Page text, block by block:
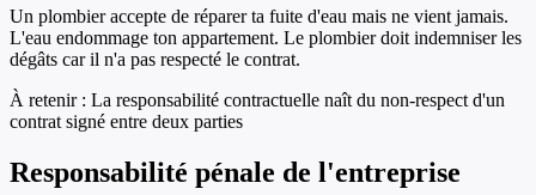
Un plombier accepte de réparer ta fuite d'eau mais ne vient jamais.
L'eau endommage ton appartement. Le plombier doit indemniser les
dégâts car il n'a pas respecté le contrat.
À retenir : La responsabilité contractuelle naît du non-respect d'un
contrat signé entre deux parties
Responsabilité pénale de l'entreprise